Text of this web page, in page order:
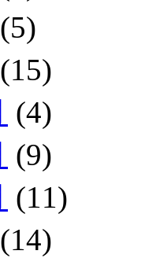
(5)
(15)
(4)
(9)
(11)
(14)